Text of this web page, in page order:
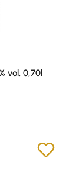
5 Sternen
vol. 0,70l